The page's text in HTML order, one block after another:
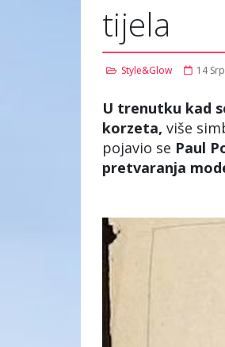
tijela
Style&Glow 14
U trenutku kad
korzeta, više
pojavio se Paul
pretvaranja